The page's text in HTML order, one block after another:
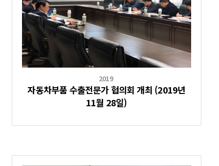
2019
자동차부품 수출전문가 협의회 개최 (2019년
11월 28일)